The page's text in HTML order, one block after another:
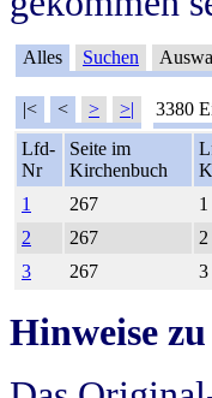
Alles Suchen
|< < > >| 3380
Lfd-
Nr
Seite im
Kirchenbuch
1
267 1
2
267 2
3
267 3
Hinweise